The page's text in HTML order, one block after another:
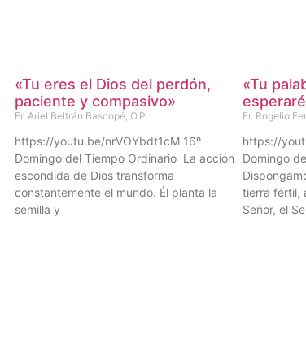
«Tu eres el Dios del perdón,
paciente y compasivo»
Fr. Ariel Beltrán Bascopé, O.P.
https://youtu.be/nrVOYbdt1cM 16º
Domingo del Tiempo Ordinario La acción
escondida de Dios transforma
constantemente el mundo. Él planta la
semilla y
«Tu
Fr. Rogelio
https://
Domingo
tierra fértil,
Señor, el